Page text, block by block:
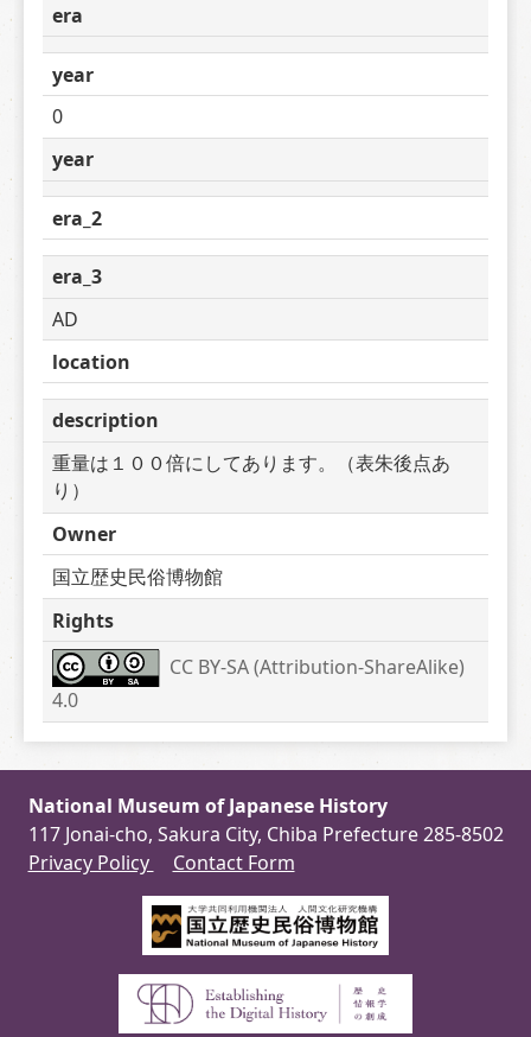
era
year
0
year
era_2
era_3
AD
location
description
重量は１００倍にしてあります。（表朱後点あ
り）
Owner
国立歴史民俗博物館
Rights
CC BY-SA (Attribution-ShareAlike)
4.0
National Museum of Japanese History
117 Jonai-cho, Sakura City, Chiba Prefecture 285-8502
Privacy Policy
Contact Form